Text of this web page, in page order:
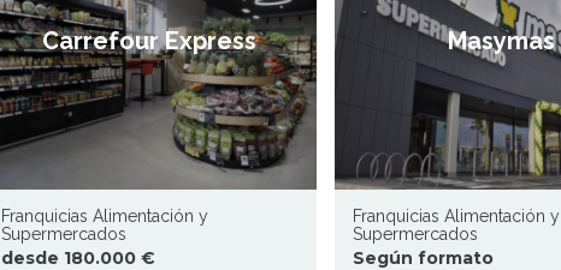
Carrefour Express
Franquicias Alimentación y
Supermercados
desde 180.000 €
Masymas
Franquicias Alimentación y
Supermercados
Según formato